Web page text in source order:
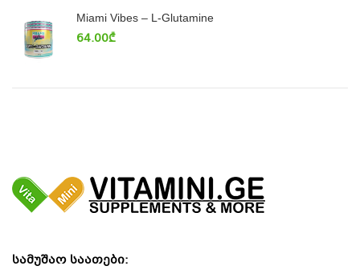
Miami Vibes – L-Glutamine
64.00₾
სამუშაო საათები: